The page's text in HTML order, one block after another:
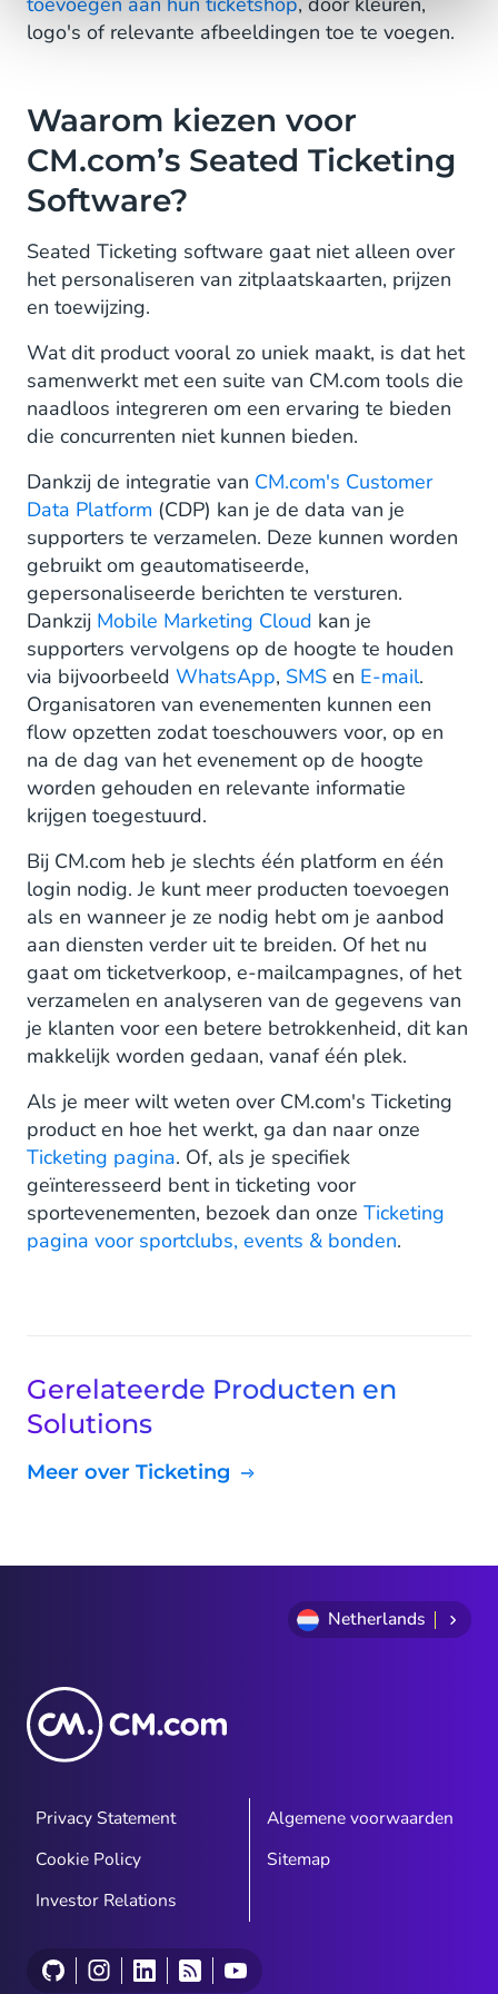
logo's of relevante afbeeldingen toe te voegen.
Waarom kiezen voor
CM.com’s Seated Ticketing
Software?
Seated Ticketing software gaat niet alleen over
het personaliseren van zitplaatskaarten, prijzen
en toewijzing.
Wat dit product vooral zo uniek maakt, is dat het
samenwerkt met een suite van CM.com tools die
naadloos integreren om een ervaring te bieden
die concurrenten niet kunnen bieden.
Dankzij de integratie van CM.com's Customer
Data Platform (CDP) kan je de data van je
supporters te verzamelen. Deze kunnen worden
gebruikt om geautomatiseerde,
gepersonaliseerde berichten te versturen.
Dankzij Mobile Marketing Cloud kan je
supporters vervolgens op de hoogte te houden
via bijvoorbeeld WhatsApp, SMS en E-mail.
Organisatoren van evenementen kunnen een
flow opzetten zodat toeschouwers voor, op en
na de dag van het evenement op de hoogte
worden gehouden en relevante informatie
krijgen toegestuurd.
Bij CM.com heb je slechts één platform en één
login nodig. Je kunt meer producten toevoegen
als en wanneer je ze nodig hebt om je aanbod
aan diensten verder uit te breiden. Of het nu
gaat om ticketverkoop, e-mailcampagnes, of het
verzamelen en analyseren van de gegevens van
je klanten voor een betere betrokkenheid, dit kan
makkelijk worden gedaan, vanaf één plek.
Als je meer wilt weten over CM.com's Ticketing
product en hoe het werkt, ga dan naar onze
Ticketing pagina. Of, als je specifiek
geïnteresseerd bent in ticketing voor
sportevenementen, bezoek dan onze Ticketing
pagina voor sportclubs, events & bonden.
Gerelateerde Producten en
Solutions
Meer over Ticketing
Netherlands
Privacy Statement
Algemene voorwaarden
Cookie Policy
Sitemap
Investor Relations